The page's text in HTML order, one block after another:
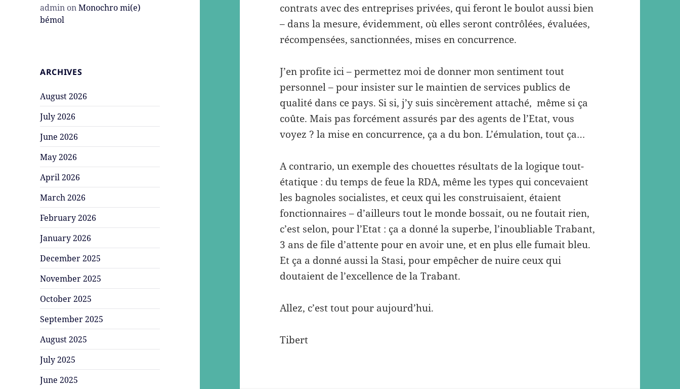
admin onMonochro mi(e)
bémol
ARCHIVES
August 2026
July 2026
June 2026
May 2026
April 2026
March 2026
February 2026
January 2026
December 2025
November 2025
October 2025
September 2025
August 2025
July 2025
June 2025
contrats avec des entreprises privées, qui feront le boulot aussi bien
– dans la mesure, évidemment, où elles seront contrôlées, évaluées,
récompensées, sanctionnées, mises en concurrence.
J’en profite ici – permettez moi de donner mon sentiment tout
personnel – pour insister sur le maintien de services publics de
qualité dans ce pays. Si si, j’y suis sincèrement attaché, même si ça
coûte. Mais pas forcément assurés par des agents de l’Etat, vous
voyez ? la mise en concurrence, ça a du bon. L’émulation, tout ça…
A contrario, un exemple des chouettes résultats de la logique tout-
étatique : du temps de feue la RDA, même les types qui concevaient
les bagnoles socialistes, et ceux qui les construisaient, étaient
fonctionnaires – d’ailleurs tout le monde bossait, ou ne foutait rien,
c’est selon, pour l’Etat : ça a donné la superbe, l’inoubliable Trabant,
3 ans de file d’attente pour en avoir une, et en plus elle fumait bleu.
Et ça a donné aussi la Stasi, pour empêcher de nuire ceux qui
doutaient de l’excellence de la Trabant.
Allez, c’est tout pour aujourd’hui.
Tibert